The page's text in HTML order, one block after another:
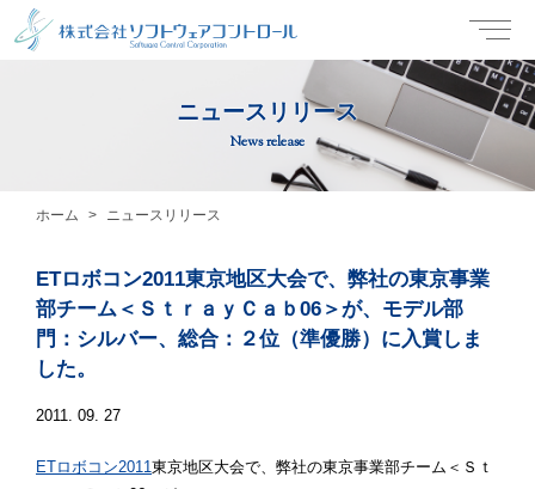
ニュースリリース
News release
ホーム ニュースリリース
ETロボコン2011東京地区大会で、弊社の東京事業
部チーム＜ＳｔｒａｙＣａｂ06＞が、モデル部
門：シルバー、総合：２位（準優勝）に入賞しま
した。
2011. 09. 27
ETロボコン2011東京地区大会で、弊社の東京事業部チーム＜Ｓｔ